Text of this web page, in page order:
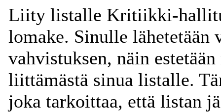
Liity listalle Kritiikki-
lomake. Sinulle lähetetään
vahvistuksen, näin
liittämästä sinua listalle.
joka tarkoittaa, että listan